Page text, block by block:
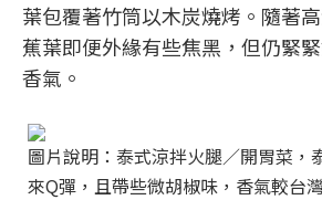
葉包覆著竹筒以木炭燒烤。隨著
蕉葉即便外緣有些焦黑，但仍緊
香氣。
圖片說明：泰式涼拌火腿／開胃菜，
來Q彈，且帶些微胡椒味，香氣較台